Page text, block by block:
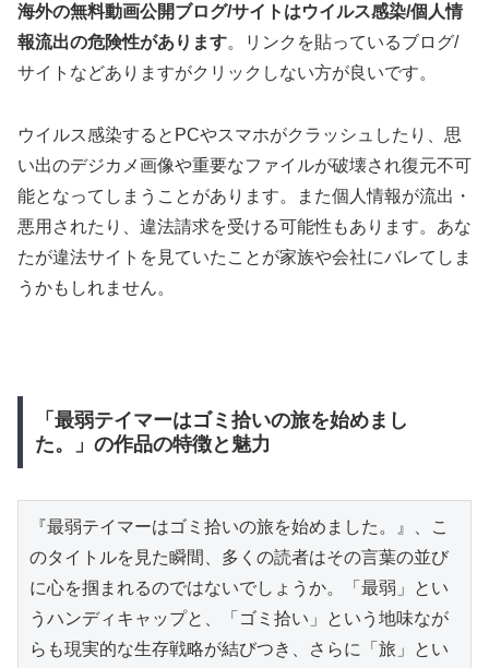
海外の無料動画公開ブログ/サイトはウイルス感染/個人情
報流出の危険性があります。リンクを貼っているブログ/
サイトなどありますがクリックしない方が良いです。
ウイルス感染するとPCやスマホがクラッシュしたり、思
い出のデジカメ画像や重要なファイルが破壊され復元不可
能となってしまうことがあります。また個人情報が流出・
悪用されたり、違法請求を受ける可能性もあります。あな
たが違法サイトを見ていたことが家族や会社にバレてしま
うかもしれません。
「最弱テイマーはゴミ拾いの旅を始めまし
た。」の作品の特徴と魅力
『最弱テイマーはゴミ拾いの旅を始めました。』、こ
のタイトルを見た瞬間、多くの読者はその言葉の並び
に心を掴まれるのではないでしょうか。「最弱」とい
うハンディキャップと、「ゴミ拾い」という地味なが
らも現実的な生存戦略が結びつき、さらに「旅」とい